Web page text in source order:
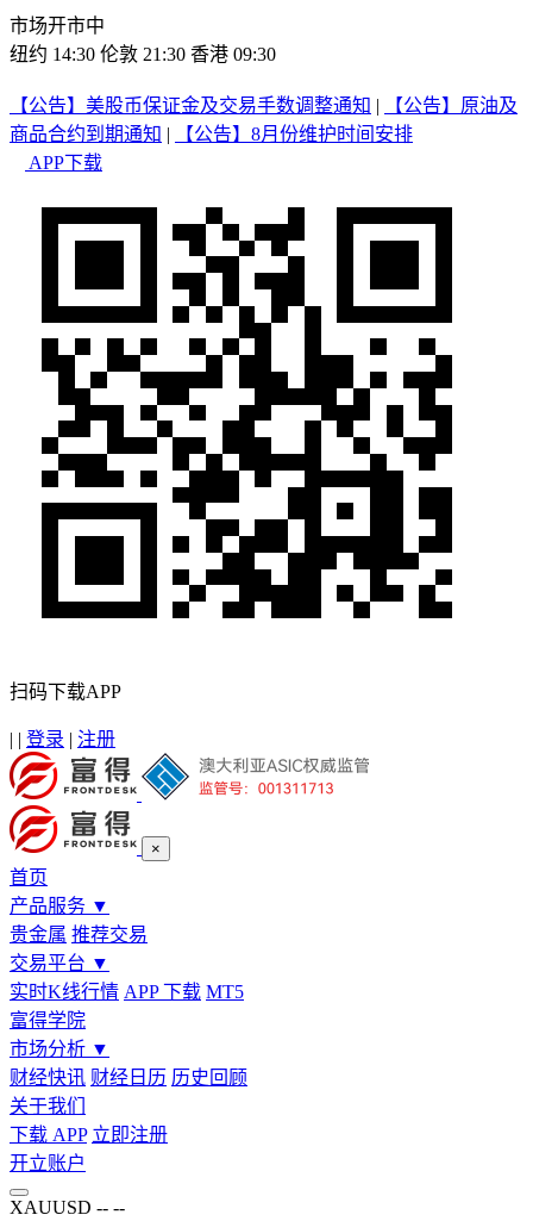
市场开市中
纽约 14:30 伦敦 21:30 香港 09:30
【公告】美股币保证金及交易手数调整通知 |
【公告】原油及
商品合约到期通知 |
【公告】8月份维护时间安排
APP下载
扫码下载APP
| | 登录 | 注册
×
首页
产品服务 ▼
贵金属 推荐交易
交易平台 ▼
实时K线行情 APP 下载 MT5
富得学院
市场分析 ▼
财经快讯 财经日历 历史回顾
关于我们
下载 APP 立即注册
开立账户
XAUUSD -- --